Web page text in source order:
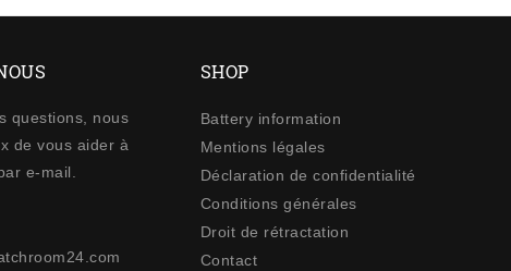
questions, nous
de vous aider à
e-mail.
SHOP
Battery information
Mentions légales
Déclaration de confidentialité
Conditions générales
Droit de rétractation
Contact